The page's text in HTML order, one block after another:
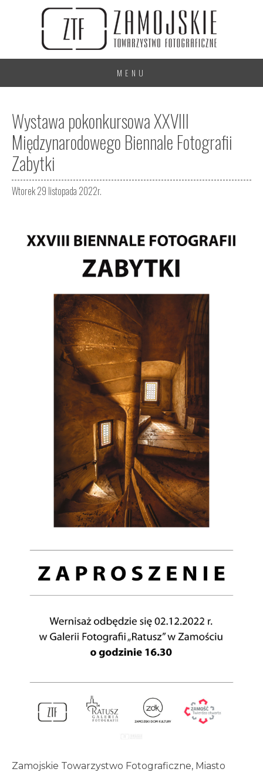
MENU
Wystawa pokonkursowa XXVIII
Międzynarodowego Biennale Fotografii
Zabytki
Wtorek 29 listopada 2022r.
Zamojskie Towarzystwo Fotograficzne, Miasto